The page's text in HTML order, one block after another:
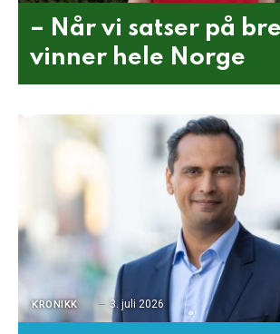
– Når vi satser på
vinner hele Norge
KRONIKK 3. juli 2026